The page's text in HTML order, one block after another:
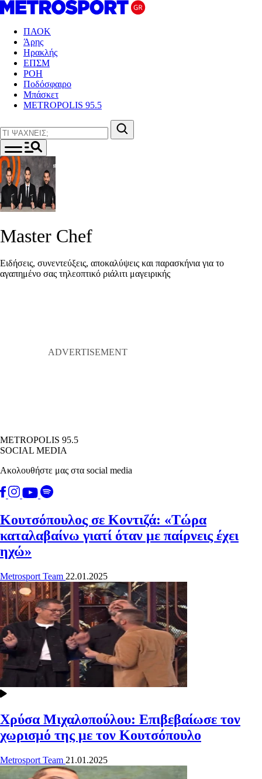
ΠΑΟΚ
Άρης
Ηρακλής
ΕΠΣΜ
ΡΟΗ
Ποδόσφαιρο
Μπάσκετ
METROPOLIS 95.5
Master Chef
Ειδήσεις, συνεντεύξεις, αποκαλύψεις και παρασκήνια για το
αγαπημένο σας τηλεοπτικό ριάλιτι μαγειρικής
METROPOLIS 95.5
SOCIAL MEDIA
Ακολουθήστε μας στα social media
Κουτσόπουλος σε Κοντιζά: «Τώρα
καταλαβαίνω γιατί όταν με παίρνεις έχει
ηχώ»
Metrosport Team 22.01.2025
Χρύσα Μιχαλοπούλου: Επιβεβαίωσε τον
χωρισμό της με τον Κουτσόπουλο
Metrosport Team 21.01.2025